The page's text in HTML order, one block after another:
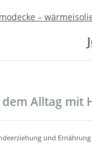
Alltag mit
und